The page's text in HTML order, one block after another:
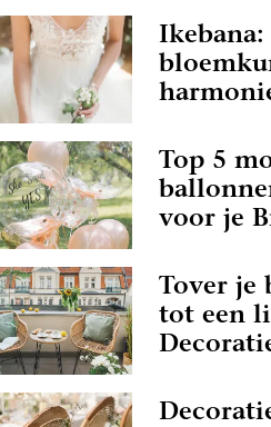
Ikebana:
Top 5
voor je
Tover je
tot een